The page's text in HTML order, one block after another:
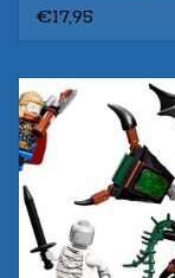
Battle SUPER
€17,95